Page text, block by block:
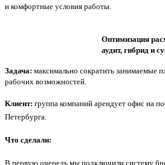
и комфортные условия работы.
Оптимизация
аудит, гибрид и
Задача: максимально сократить занимаемые
рабочих возможностей.
Клиент: группа компаний арендует офис на
Петербурга.
Что сделали:
В первую очередь мы подключили систему